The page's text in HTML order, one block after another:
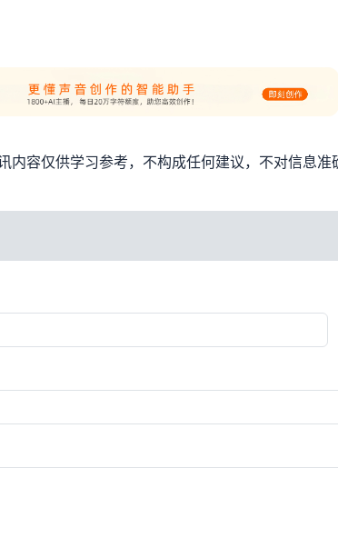
内容仅供学习参考，不构成任何建议，不对信息准